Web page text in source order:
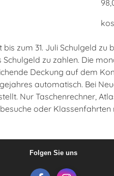
zum 31. Juli Schulgeld
zu zahlen. Die
Deckung auf dem
automatisch. Bei
Nur Taschenrechner,
oder
Folgen Sie uns